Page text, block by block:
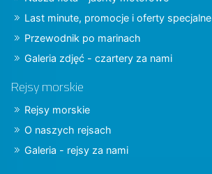
Last minute, promocje i oferty specjalne
Przewodnik po marinach
Galeria zdjęć - czartery za nami
Rejsy morskie
Rejsy morskie
O naszych rejsach
Galeria - rejsy za nami